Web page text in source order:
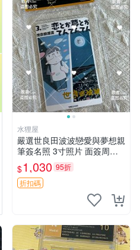
水狸屋
嚴選世良田波波戀愛與夢想親
筆簽名照 3寸照片 面簽周邊
照片卡磚
$1,030 95折
折扣碼